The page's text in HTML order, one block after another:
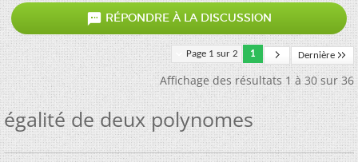
 RÉPONDRE À LA DISCUSSION
Page 1 sur 2 1 Dernière
Affichage des résultats 1 à 30 sur 36
égalité de deux polynomes